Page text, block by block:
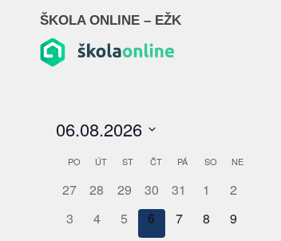
ŠKOLA ONLINE – EŽK